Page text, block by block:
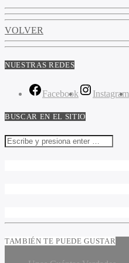
VOLVER
NUESTRAS REDES
Facebook Instagram
BUSCAR EN EL SITIO
TAMBIÉN TE PUEDE GUSTAR